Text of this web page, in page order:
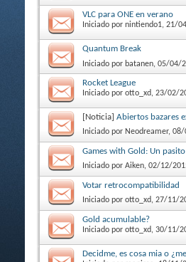
VLC para ONE en verano
Iniciado por nintiendo1, 21/
Quantum Break
Iniciado por batanen, 05/04/
Rocket League
Iniciado por otto_xd, 23/02/
[Noticia] Abiertos bazares
Iniciado por Neodreamer, 08/
Games with Gold: Un
Iniciado por Aiken, 02/12/
Votar retrocompatibilidad
Iniciado por otto_xd, 27/11/
Gold acumulable?
Iniciado por otto_xd, 30/11/
Decidme, es cosa mia o